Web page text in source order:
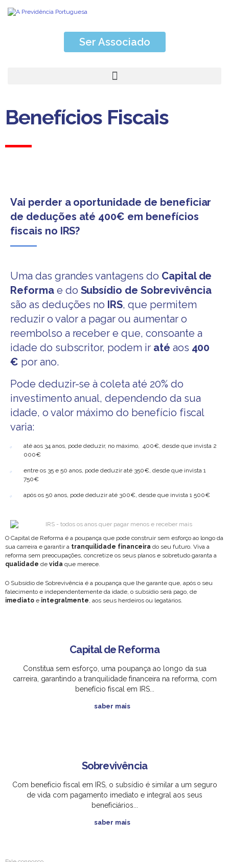
Ser Associado
Benefícios Fiscais
Vai perder a oportunidade de beneficiar
de deduções até 400€ em benefícios
fiscais no IRS?
Uma das grandes vantagens do Capital de
Reformae do Subsídio de Sobrevivência
são as deduções no IRS, que permitem
reduzir o valor a pagar ou aumentar o
reembolso a receber e que, consoante a
idade do subscritor, podem ir até aos 400
€ por ano.
Pode deduzir-se à coleta até 20% do
investimento anual, dependendo da sua
idade, o valor máximo do benefício fiscal
varia:
até aos 34 anos, pode deduzir, no máximo, 400€, desde que invista 2
000€
entre os 35 e 50 anos, pode deduzir até 350€, desde que invista 1
750€
após os 50 anos, pode deduzir até 300€, desde que invista 1 500€
O Capital de Reforma é a poupança que pode construir sem esforço ao longo da
sua carreira e garantir a tranquilidade financeira do seu futuro. Viva a
reforma sem preocupações, concretize os seus planos e sobretudo garanta a
qualidade de vida que merece.
O Subsídio de Sobrevivência é a poupança que lhe garante que, após o seu
falecimento e independentemente da idade, o subsídio será pago, de
imediato e integralmente, aos seus herdeiros ou legatários.
Capital de Reforma
Constitua sem esforço, uma poupança ao longo da sua
carreira, garantindo a tranquilidade financeira na reforma, com
benefício fiscal em IRS...
saber mais
Sobrevivência
Com benefício fiscal em IRS, o subsídio é similar a um seguro
de vida com pagamento imediato e integral aos seus
beneficiários...
saber mais